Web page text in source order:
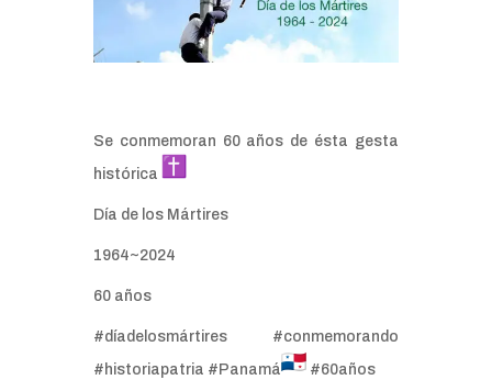
Se conmemoran 60 años de ésta gesta
histórica
Día de los Mártires
1964~2024
60 años
#díadelosmártires #conmemorando
#historiapatria #Panamá
#60años